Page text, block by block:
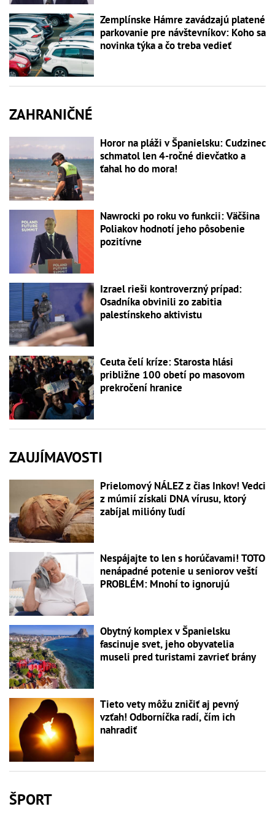
Zemplínske Hámre zavádzajú platené
parkovanie pre návštevníkov: Koho sa
novinka týka a čo treba vedieť
ZAHRANIČNÉ
Horor na pláži v Španielsku: Cudzinec
schmatol len 4-ročné dievčatko a
ťahal ho do mora!
Nawrocki po roku vo funkcii: Väčšina
Poliakov hodnotí jeho pôsobenie
pozitívne
Izrael rieši kontroverzný prípad:
Osadníka obvinili zo zabitia
palestínskeho aktivistu
Ceuta čelí kríze: Starosta hlási
približne 100 obetí po masovom
prekročení hranice
ZAUJÍMAVOSTI
Prielomový NÁLEZ z čias Inkov! Vedci
z múmií získali DNA vírusu, ktorý
zabíjal milióny ľudí
Nespájajte to len s horúčavami! TOTO
nenápadné potenie u seniorov veští
PROBLÉM: Mnohí to ignorujú
Obytný komplex v Španielsku
fascinuje svet, jeho obyvatelia
museli pred turistami zavrieť brány
Tieto vety môžu zničiť aj pevný
vzťah! Odborníčka radí, čím ich
nahradiť
ŠPORT